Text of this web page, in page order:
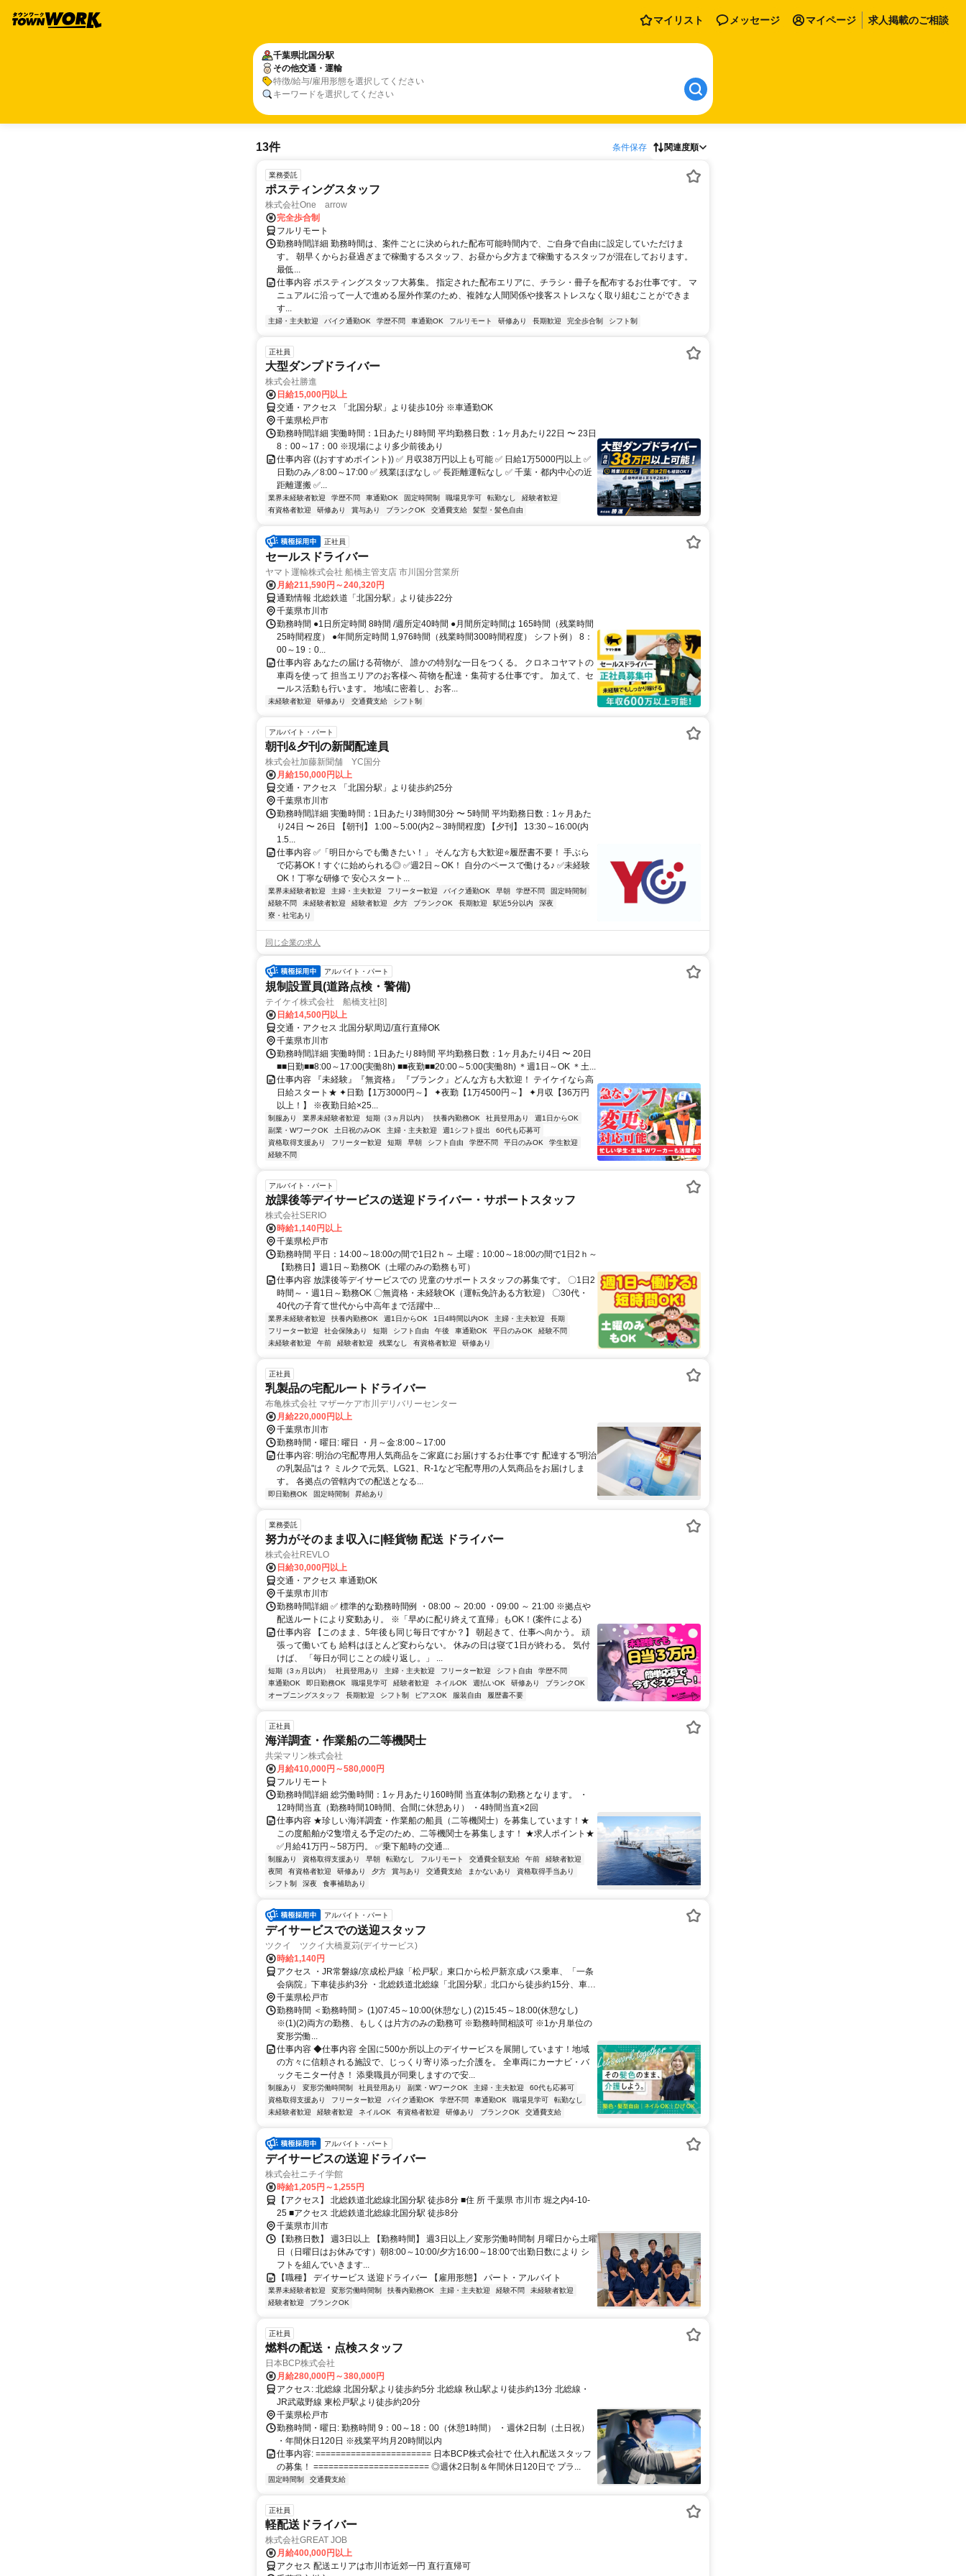
マイリスト メッセージ マイページ 求人掲載のご相談
千葉県北国分駅
その他交通・運輸
特徴/給与/雇用形態を選択してください
キーワードを選択してください
13件 条件保存 関連度順
業務委託
ポスティングスタッフ
株式会社One arrow
完全歩合制
フルリモート
勤務時間詳細 勤務時間は、案件ごとに決められた配布可能時間内で、ご自身で自由に設定していただけま
す。 朝早くからお昼過ぎまで稼働するスタッフ、お昼から夕方まで稼働するスタッフが混在しております。
最低...
仕事内容 ポスティングスタッフ大募集。 指定された配布エリアに、チラシ・冊子を配布するお仕事です。 マ
ニュアルに沿って一人で進める屋外作業のため、複雑な人間関係や接客ストレスなく取り組むことができま
す...
主婦・主夫歓迎 バイク通勤OK 学歴不問 車通勤OK フルリモート 研修あり 長期歓迎 完全歩合制 シフト制
正社員
大型ダンプドライバー
株式会社勝進
日給15,000円以上
交通・アクセス 「北国分駅」より徒歩10分 ※車通勤OK
千葉県松戸市
勤務時間詳細 実働時間：1日あたり8時間 平均勤務日数：1ヶ月あたり22日 〜 23日
8：00～17：00 ※現場により多少前後あり
仕事内容 ((おすすめポイント)) ✅ 月収38万円以上も可能 ✅ 日給1万5000円以上 ✅
日勤のみ／8:00～17:00 ✅ 残業ほぼなし ✅ 長距離運転なし ✅ 千葉・都内中心の近
距離運搬 ✅...
業界未経験者歓迎 学歴不問 車通勤OK 固定時間制 職場見学可 転勤なし
経験者歓迎
有資格者歓迎
研修あり 賞与あり ブランクOK 交通費支給 髪型・髪色自由
正社員
セールスドライバー
ヤマト運輸株式会社 船橋主管支店 市川国分営業所
月給211,590円～240,320円
通勤情報 北総鉄道「北国分駅」より徒歩22分
千葉県市川市
勤務時間 ●1日所定時間 8時間 /週所定40時間 ●月間所定時間は 165時間（残業時間
25時間程度） ●年間所定時間 1,976時間（残業時間300時間程度） シフト例） 8：
00～19：0...
仕事内容 あなたの届ける荷物が、 誰かの特別な一日をつくる。 クロネコヤマトの
車両を使って 担当エリアのお客様へ 荷物を配達・集荷する仕事です。 加えて、セ
ールス活動も行います。 地域に密着し、お客...
未経験者歓迎 研修あり 交通費支給 シフト制
アルバイト・パート
朝刊&夕刊の新聞配達員
株式会社加藤新聞舗 YC国分
月給150,000円以上
交通・アクセス 「北国分駅」より徒歩約25分
千葉県市川市
勤務時間詳細 実働時間：1日あたり3時間30分 〜 5時間 平均勤務日数：1ヶ月あた
り24日 〜 26日 【朝刊】 1:00～5:00(内2～3時間程度) 【夕刊】 13:30～16:00(内
1.5...
仕事内容 ✅「明日からでも働きたい！」 そんな方も大歓迎⭐履歴書不要！ 手ぶら
で応募OK！すぐに始められる◎ ✅週2日～OK！ 自分のペースで働ける♪ ✅未経験
OK！丁寧な研修で 安心スタート...
業界未経験者歓迎 主婦・主夫歓迎 フリーター歓迎 バイク通勤OK 早朝 学歴不問
固定時間制
経験不問
未経験者歓迎 経験者歓迎 夕方 ブランクOK 長期歓迎 駅近5分以内
深夜
寮・社宅あり
同じ企業の求人
アルバイト・パート
規制設置員(道路点検・警備)
テイケイ株式会社 船橋支社[8]
日給14,500円以上
交通・アクセス 北国分駅周辺/直行直帰OK
千葉県市川市
勤務時間詳細 実働時間：1日あたり8時間 平均勤務日数：1ヶ月あたり4日 〜 20日
■■日勤■■8:00～17:00(実働8h) ■■夜勤■■20:00～5:00(実働8h) ＊週1日～OK ＊土...
仕事内容 『未経験』『無資格』 『ブランク』どんな方も大歓迎！ テイケイなら高
日給スタート★ ✦日勤【1万3000円～】 ✦夜勤【1万4500円～】 ✦月収【36万円
以上！】 ※夜勤日給×25...
制服あり 業界未経験者歓迎 短期（3ヵ月以内） 扶養内勤務OK 社員登用あり
週1日からOK
副業・WワークOK
土日祝のみOK 主婦・主夫歓迎 週1シフト提出
60代も応募可
資格取得支援あり
フリーター歓迎 短期 早朝 シフト自由 学歴不問 平日のみOK
学生歓迎
経験不問
アルバイト・パート
放課後等デイサービスの送迎ドライバー・サポートスタッフ
株式会社SERIO
時給1,140円以上
千葉県松戸市
勤務時間 平日：14:00～18:00の間で1日2ｈ～ 土曜：10:00～18:00の間で1日2ｈ～
【勤務日】週1日～勤務OK（土曜のみの勤務も可）
仕事内容 放課後等デイサービスでの 児童のサポートスタッフの募集です。 〇1日2
時間～・週1日～勤務OK 〇無資格・未経験OK（運転免許ある方歓迎） 〇30代・
40代の子育て世代から中高年まで活躍中...
業界未経験者歓迎 扶養内勤務OK 週1日からOK 1日4時間以内OK 主婦・主夫歓迎
長期
フリーター歓迎
社会保険あり 短期 シフト自由 午後 車通勤OK 平日のみOK
経験不問
未経験者歓迎
午前 経験者歓迎 残業なし 有資格者歓迎 研修あり
正社員
乳製品の宅配ルートドライバー
布亀株式会社 マザーケア市川デリバリーセンター
月給220,000円以上
千葉県市川市
勤務時間・曜日: 曜日 ・月～金:8:00～17:00
仕事内容: 明治の宅配専用人気商品をご家庭にお届けするお仕事です 配達する"明治
の乳製品"は？ ミルクで元気、LG21、R-1など宅配専用の人気商品をお届けしま
す。 各拠点の管轄内での配送となる...
即日勤務OK 固定時間制 昇給あり
業務委託
努力がそのまま収入に|軽貨物 配送 ドライバー
株式会社REVLO
日給30,000円以上
交通・アクセス 車通勤OK
千葉県市川市
勤務時間詳細 ✅ 標準的な勤務時間例 ・08:00 ～ 20:00 ・09:00 ～ 21:00 ※拠点や
配送ルートにより変動あり。 ※「早めに配り終えて直帰」もOK！(案件による)
仕事内容 【このまま、5年後も同じ毎日ですか？】 朝起きて、仕事へ向かう。 頑
張って働いても 給料はほとんど変わらない。 休みの日は寝て1日が終わる。 気付
けば、 「毎日が同じことの繰り返し。」 ...
短期（3ヵ月以内） 社員登用あり 主婦・主夫歓迎 フリーター歓迎 シフト自由
学歴不問
車通勤OK
即日勤務OK 職場見学可 経験者歓迎 ネイルOK 週払いOK 研修あり
ブランクOK
オープニングスタッフ
長期歓迎 シフト制 ピアスOK 服装自由 履歴書不要
正社員
海洋調査・作業船の二等機関士
共栄マリン株式会社
月給410,000円～580,000円
フルリモート
勤務時間詳細 総労働時間：1ヶ月あたり160時間 当直体制の勤務となります。 ・
12時間当直（勤務時間10時間、合間に休憩あり） ・4時間当直×2回
仕事内容 ★珍しい海洋調査・作業船の船員（二等機関士）を募集しています！★
この度船舶が2隻増える予定のため、二等機関士を募集します！ ★求人ポイント★
✅月給41万円～58万円。 ✅乗下船時の交通...
制服あり 資格取得支援あり 早朝 転勤なし フルリモート 交通費全額支給 午前
経験者歓迎
夜間
有資格者歓迎 研修あり 夕方 賞与あり 交通費支給 まかないあり
資格取得手当あり
シフト制
深夜 食事補助あり
アルバイト・パート
デイサービスでの送迎スタッフ
ツクイ ツクイ大橋夏苅(デイサービス)
時給1,140円
アクセス ・JR常磐線/京成松戸線「松戸駅」東口から松戸新京成バス乗車、「一条
会病院」下車徒歩約3分 ・北総鉄道北総線「北国分駅」北口から徒歩約15分、車約
3分 ・とちの木通り「二十世紀ケ丘郵便局入口」信号から車約1分
千葉県松戸市
勤務時間 ＜勤務時間＞ (1)07:45～10:00(休憩なし) (2)15:45～18:00(休憩なし)
※(1)(2)両方の勤務、もしくは片方のみの勤務可 ※勤務時間相談可 ※1か月単位の
変形労働...
仕事内容 ◆仕事内容 全国に500か所以上のデイサービスを展開しています！地域
の方々に信頼される施設で、じっくり寄り添った介護を。 全車両にカーナビ・バ
ックモニター付き！ 添乗職員が同乗しますので安...
制服あり 変形労働時間制 社員登用あり 副業・WワークOK 主婦・主夫歓迎
60代も応募可
資格取得支援あり
フリーター歓迎 バイク通勤OK 学歴不問 車通勤OK 職場見学可
転勤なし
未経験者歓迎
経験者歓迎 ネイルOK 有資格者歓迎 研修あり ブランクOK 交通費支給
アルバイト・パート
デイサービスの送迎ドライバー
株式会社ニチイ学館
時給1,205円～1,255円
【アクセス】 北総鉄道北総線北国分駅 徒歩8分 ■住 所 千葉県 市川市 堀之内4-10-
25 ■アクセス 北総鉄道北総線北国分駅 徒歩8分
千葉県市川市
【勤務日数】 週3日以上 【勤務時間】 週3日以上／変形労働時間制 月曜日から土曜
日（日曜日はお休みです）朝8:00～10:00/夕方16:00～18:00で出勤日数により シ
フトを組んでいきます...
【職種】 デイサービス 送迎ドライバー 【雇用形態】 パート・アルバイト
業界未経験者歓迎 変形労働時間制 扶養内勤務OK 主婦・主夫歓迎 経験不問
未経験者歓迎
経験者歓迎
ブランクOK
正社員
燃料の配送・点検スタッフ
日本BCP株式会社
月給280,000円～380,000円
アクセス: 北総線 北国分駅より徒歩約5分 北総線 秋山駅より徒歩約13分 北総線・
JR武蔵野線 東松戸駅より徒歩約20分
千葉県松戸市
勤務時間・曜日: 勤務時間 9：00～18：00（休憩1時間） ・週休2日制（土日祝）
・年間休日120日 ※残業平均月20時間以内
仕事内容: ======================= 日本BCP株式会社で 仕入れ配送スタッフ
の募集！ ======================= ◎週休2日制＆年間休日120日で プラ...
固定時間制 交通費支給
正社員
軽配送ドライバー
株式会社GREAT JOB
月給400,000円以上
アクセス 配送エリアは市川市近郊一円 直行直帰可